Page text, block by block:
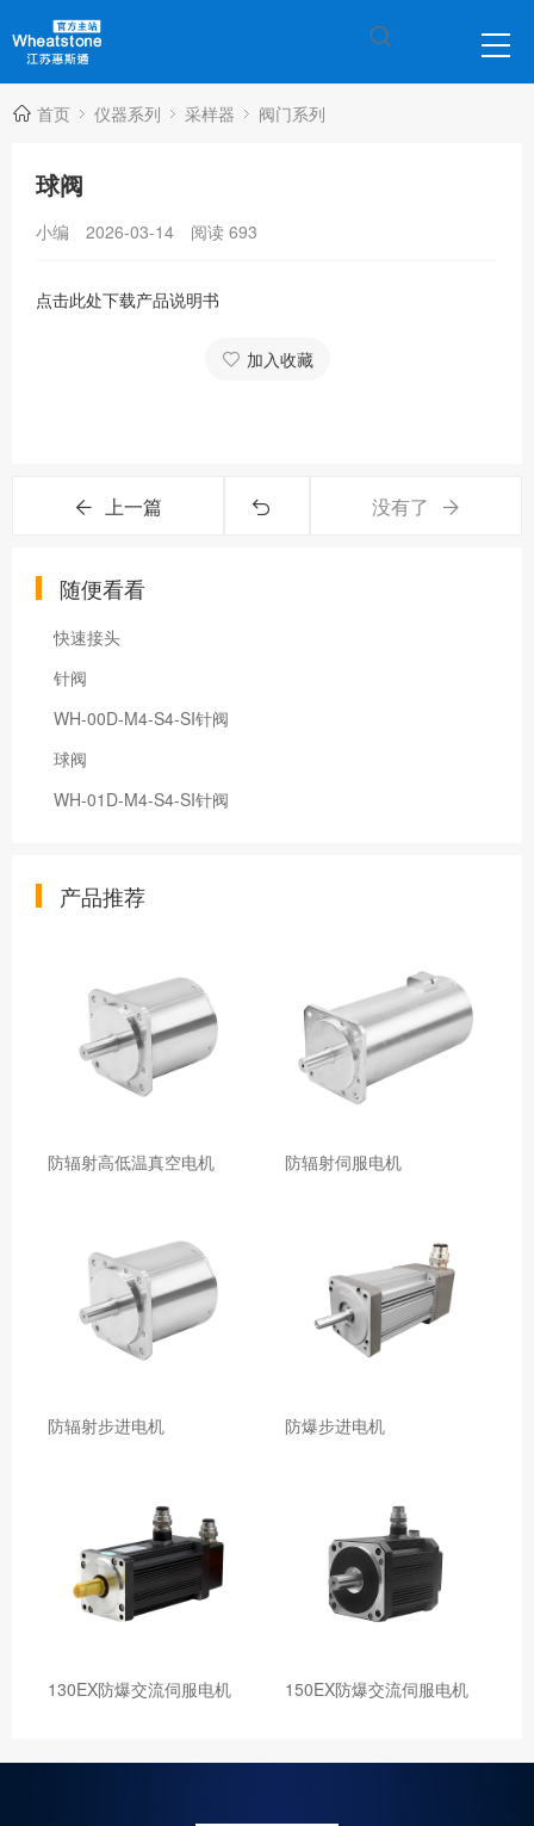
首页 仪器系列 采样器 阀门系列
球阀
小编 2026-03-14 阅读 693
点击此处下载产品说明书
加入收藏
上一篇 没有了
随便看看
快速接头
针阀
WH-00D-M4-S4-SI针阀
球阀
WH-01D-M4-S4-SI针阀
产品推荐
防辐射高低温真空电机 防辐射伺服电机
防辐射步进电机 防爆步进电机
130EX防爆交流伺服电机 150EX防爆交流伺服电机